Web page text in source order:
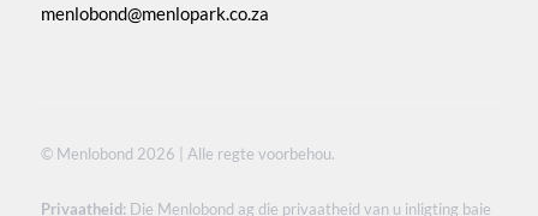
menlobond@menlopark.co.za
© Menlobond 2026 | Alle regte voorbehou.
Privaatheid:Die Menlobond ag die privaatheid van u inligting baie